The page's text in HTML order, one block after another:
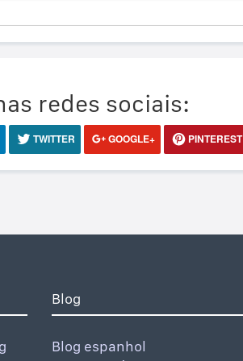
redes sociais:
TWITTER GOOGLE+ PINTEREST
Blog
Blog espanhol